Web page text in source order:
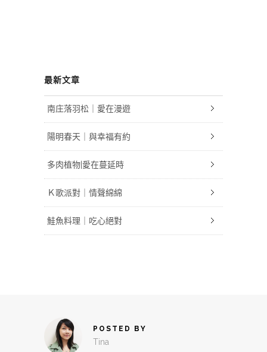
最新文章
南庄落羽松｜愛在漫遊
陽明春天｜與幸福有約
多肉植物|愛在蔓延時
Ｋ歌派對｜情聲綿綿
鮭魚料理｜吃心絕對
POSTED BY
Tina